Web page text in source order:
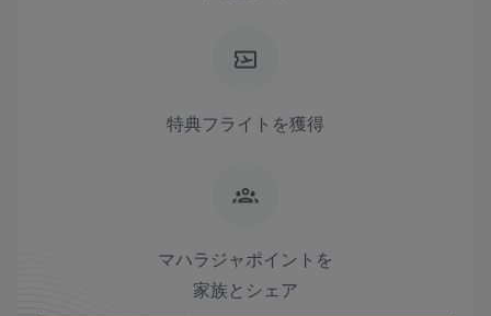
特典フライトを獲得
マハラジャポイントを
家族とシェア